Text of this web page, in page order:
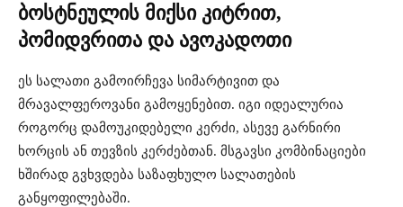
ბოსტნეულის მიქსი კიტრით,
პომიდვრითა და ავოკადოთი
ეს სალათი გამოირჩევა სიმარტივით და
მრავალფეროვანი გამოყენებით. იგი იდეალურია
როგორც დამოუკიდებელი კერძი, ასევე გარნირი
ხორცის ან თევზის კერძებთან. მსგავსი კომბინაციები
ხშირად გვხვდება საზაფხულო სალათების
განყოფილებაში.